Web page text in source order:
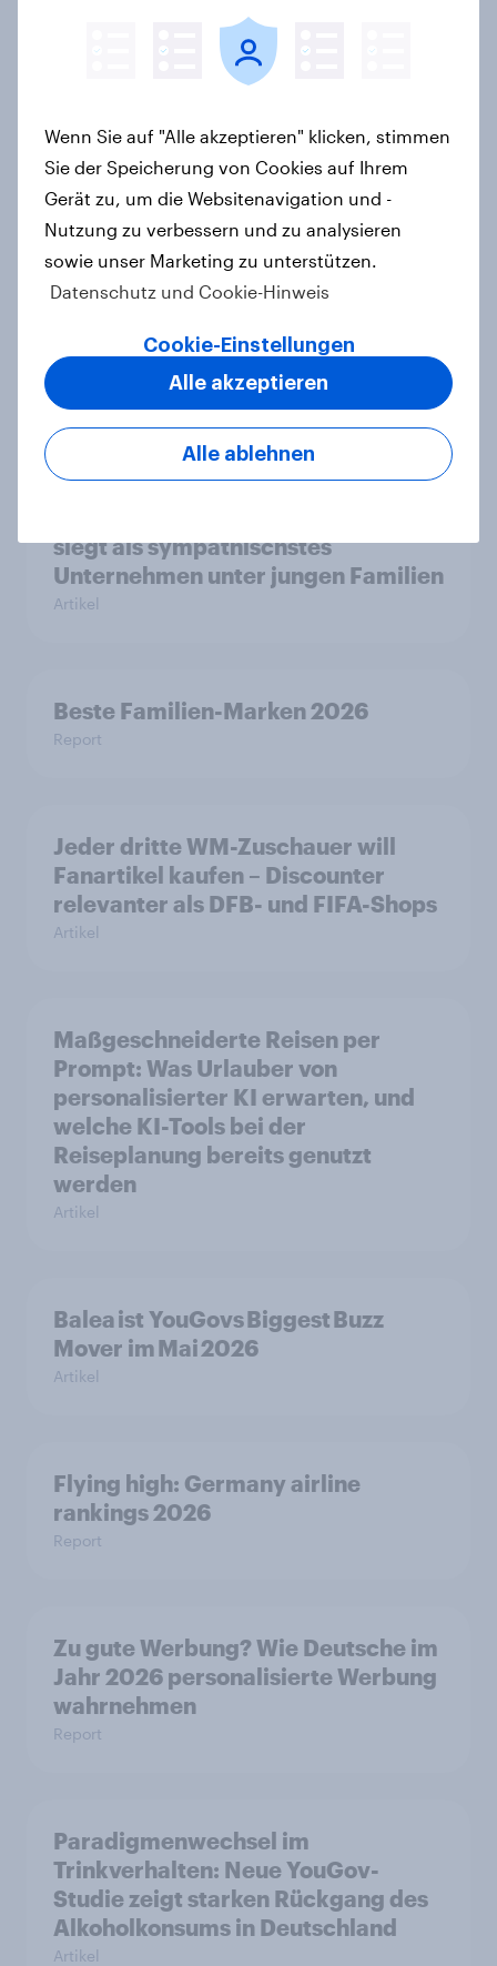
Marken im Pride-Check 2026:
Zwischen Haltung und Wirkung
Report
Nur Eigenmarken gewinnen hinzu:
Reinigungsmittel verlieren Marken
an Strahlkraft
Artikel
siegt als sympathischstes
Unternehmen unter jungen Familien
Artikel
Beste Familien-Marken 2026
Report
Jeder dritte WM-Zuschauer will
Fanartikel kaufen – Discounter
relevanter als DFB- und FIFA-Shops
Artikel
Maßgeschneiderte Reisen per
Prompt: Was Urlauber von
personalisierter KI erwarten, und
welche KI-Tools bei der
Reiseplanung bereits genutzt
werden
Artikel
Balea ist YouGovs Biggest Buzz
Mover im Mai 2026
Artikel
Flying high: Germany airline
rankings 2026
Report
Zu gute Werbung? Wie Deutsche im
Jahr 2026 personalisierte Werbung
wahrnehmen
Report
Paradigmenwechsel im
Trinkverhalten: Neue YouGov-
Studie zeigt starken Rückgang des
Alkoholkonsums in Deutschland
Artikel
Wenn Sie auf "Alle akzeptieren" klicken, stimmen
Sie der Speicherung von Cookies auf Ihrem
Gerät zu, um die Websitenavigation und -
Nutzung zu verbessern und zu analysieren
sowie unser Marketing zu unterstützen.
Datenschutz und Cookie-Hinweis
Cookie-Einstellungen
Alle ablehnen
Alle akzeptieren